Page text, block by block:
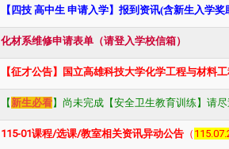
【四技 高中生 申请入学】报到资讯(含新生入学
化材系维修申请表单（请登入学校信箱）
【征才公告】国立高雄科技大学化学工程与材料
【新生必看】尚未完成【安全卫生教育训练】请
115-01课程/选课/教室相关资讯异动公告 （